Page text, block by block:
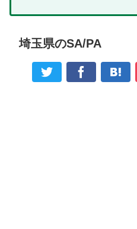
埼玉県のSA/PA